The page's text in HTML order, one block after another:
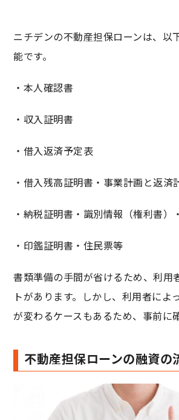
ニチデンの不動産担保ローンは、以
能です。
・本人確認書
・収入証明書
・借入返済予定表
・借入残高証明書・事業計画と返済
・納税証明書・識別情報（権利書）
・印鑑証明書・住民票等
書類準備の手間が省けるため、利用
トがあります。しかし、利用者によ
が変わるケースもあるため、事前に
不動産担保ローンの融資の